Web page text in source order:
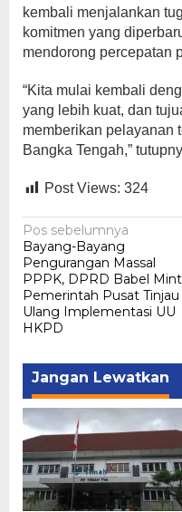
kembali menjalankan
komitmen yang
mendorong percepatan
“Kita mulai kembali
yang lebih kuat, dan
memberikan pelayanan
Bangka Tengah,”
Post Views: 324
Navigasi
pos
Pos sebelumnya
Bayang-Bayang
Pengurangan Massal
PPPK, DPRD Babel
Pemerintah Pusat Tinjau
Ulang Implementasi UU
HKPD
Jangan Lewatkan